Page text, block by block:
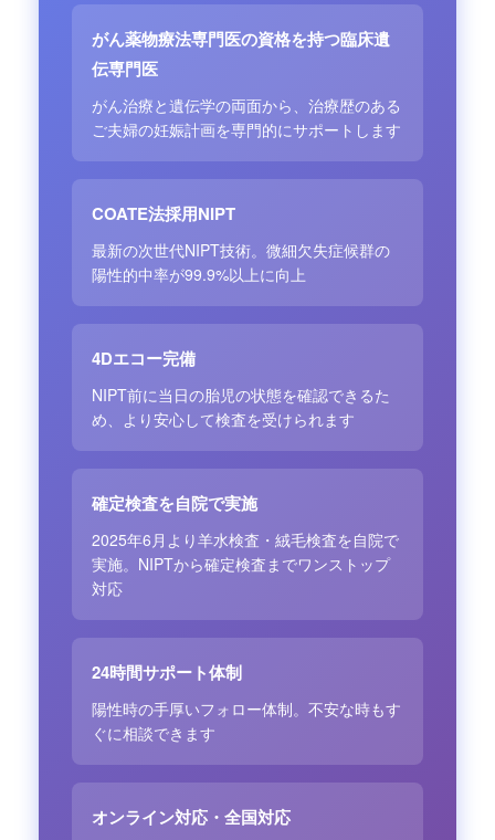
がん薬物療法専門医の資格を持つ臨床遺
伝専門医
がん治療と遺伝学の両面から、治療歴のある
ご夫婦の妊娠計画を専門的にサポートします
COATE法採用NIPT
最新の次世代NIPT技術。微細欠失症候群の
陽性的中率が99.9%以上に向上
4Dエコー完備
NIPT前に当日の胎児の状態を確認できるた
め、より安心して検査を受けられます
確定検査を自院で実施
2025年6月より羊水検査・絨毛検査を自院で
実施。NIPTから確定検査までワンストップ
対応
24時間サポート体制
陽性時の手厚いフォロー体制。不安な時もす
ぐに相談できます
オンライン対応・全国対応